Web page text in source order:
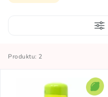
Produktu: 2